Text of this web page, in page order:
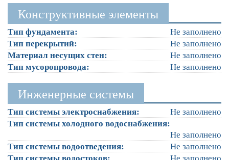
Конструктивные элементы
Тип фундамента: Не заполнено
Тип перекрытий: Не заполнено
Материал несущих стен: Не заполнено
Тип мусоропровода: Не заполнено
Инженерные системы
Тип системы электроснабжения: Не заполнено
Тип системы холодного водоснабжения:
Не заполнено
Тип системы водоотведения: Не заполнено